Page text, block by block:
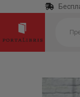
search